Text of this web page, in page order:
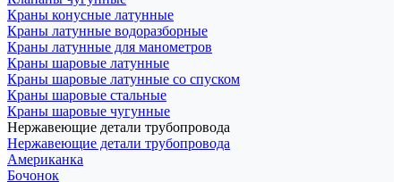
Краны конусные латунные
Краны латунные водоразборные
Краны латунные для манометров
Краны шаровые латунные
Краны шаровые латунные со спуском
Краны шаровые стальные
Краны шаровые чугунные
Нержавеющие детали трубопровода
Нержавеющие детали трубопровода
Американка
Бочонок